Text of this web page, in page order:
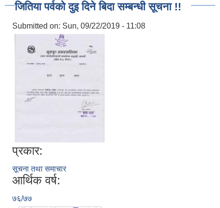
जितिया पर्वको दुइ दिने बिदा सम्बन्धी सूचना !!
Submitted on: Sun, 09/22/2019 - 11:08
प्रकार:
सूचना तथा समाचार
आर्थिक वर्ष:
७६/७७